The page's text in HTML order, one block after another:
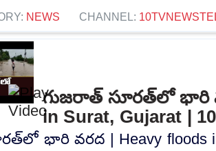
NEWS CHANNEL:
గుజరాత్‌ సూరత్‌లో భారి
in Surat, Gujarat |
భారి వరద | Heavy floods